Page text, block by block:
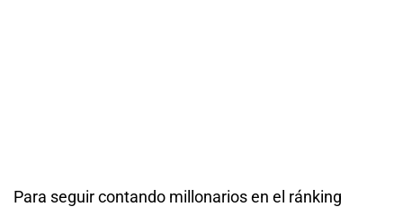
Para seguir contando millonarios en el ránking